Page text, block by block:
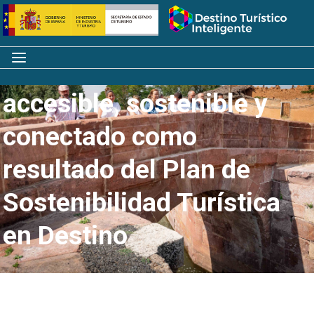
Saltar
al
contenido
Inicio
Menú
Un Canal de Castilla más
accesible, sostenible y
conectado como
resultado del Plan de
Sostenibilidad Turística
en Destino